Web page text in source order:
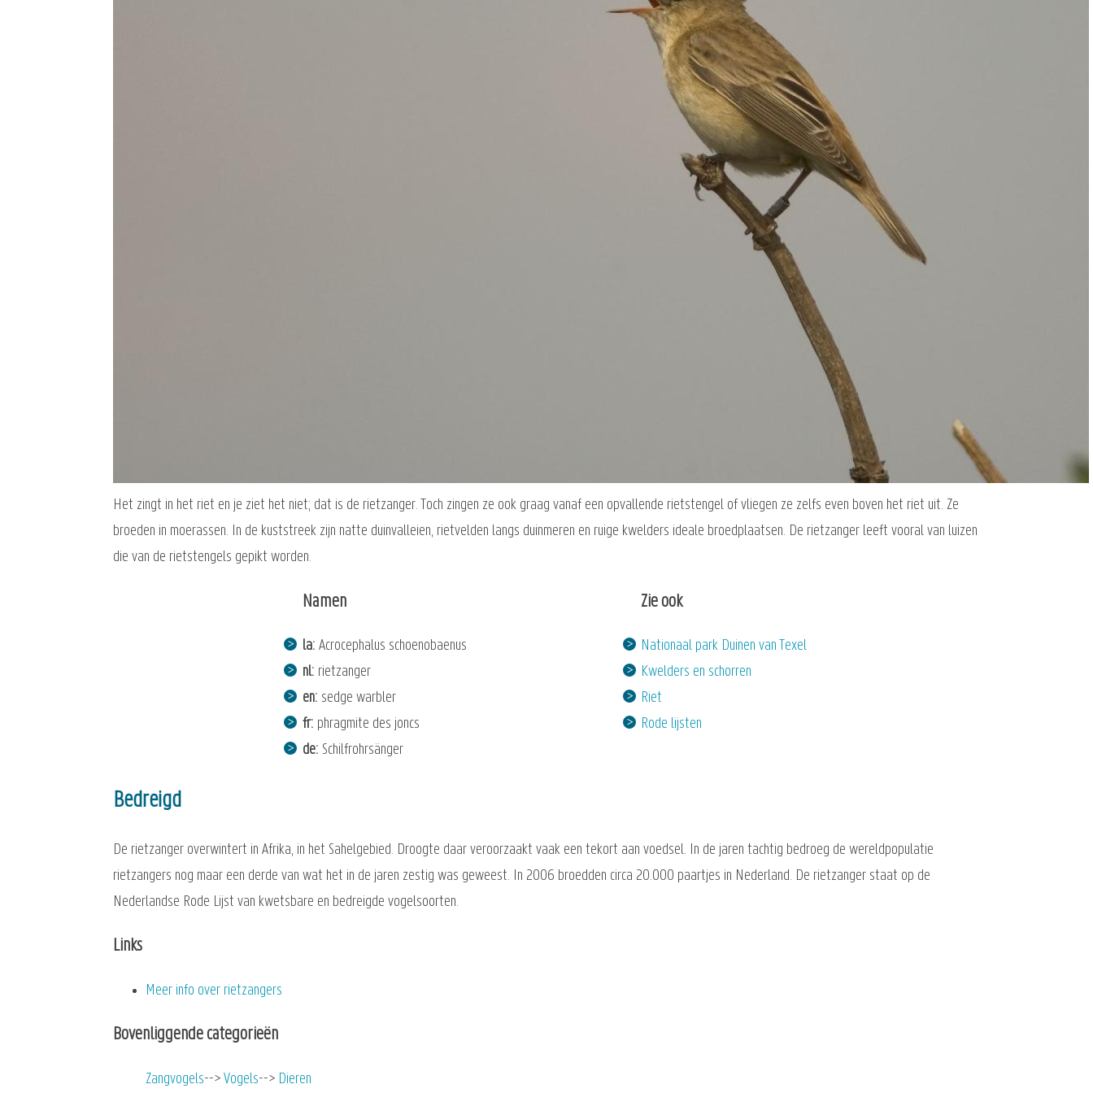
Het zingt in het riet en je ziet het niet; dat is de rietzanger. Toch zingen ze ook graag vanaf een opvallende rietstengel of vliegen ze zelfs even boven het riet uit. Ze
broeden in moerassen. In de kuststreek zijn natte duinvalleien, rietvelden langs duinmeren en ruige kwelders ideale broedplaatsen. De rietzanger leeft vooral van luizen
die van de rietstengels gepikt worden.
Namen
la Acrocephalus schoenobaenus
nl rietzanger
en sedge warbler
fr phragmite des joncs
de Schilfrohrsänger
Zie ook
Nationaal park Duinen van Texel
Kwelders en schorren
Riet
Rode lijsten
Bedreigd
De rietzanger overwintert in Afrika, in het Sahelgebied. Droogte daar veroorzaakt vaak een tekort aan voedsel. In de jaren tachtig bedroeg de wereldpopulatie
rietzangers nog maar een derde van wat het in de jaren zestig was geweest. In 2006 broedden circa 20.000 paartjes in Nederland. De rietzanger staat op de
Nederlandse Rode Lijst van kwetsbare en bedreigde vogelsoorten.
Links
Meer info over rietzangers
Bovenliggende categorieën
Zangvogels Vogels Dieren